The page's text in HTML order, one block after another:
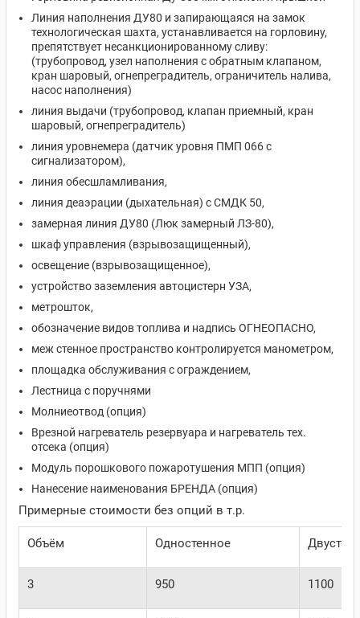
Линия наполнения ДУ80 и запирающаяся на замок
технологическая шахта, устанавливается на горловину,
препятствует несанкционированному сливу:
(трубопровод, узел наполнения с обратным клапаном,
кран шаровый, огнепреградитель, ограничитель налива,
насос наполнения)
линия выдачи (трубопровод, клапан приемный, кран
шаровый, огнепреградитель)
линия уровнемера (датчик уровня ПМП 066 с
сигнализатором),
линия обесшламливания,
линия деаэрации (дыхательная) с СМДК 50,
замерная линия ДУ80 (Люк замерный ЛЗ-80),
шкаф управления (взрывозащищенный),
освещение (взрывозащищенное),
устройство заземления автоцистерн УЗА,
метрошток,
обозначение видов топлива и надпись ОГНЕОПАСНО,
меж стенное пространство контролируется манометром,
площадка обслуживания с ограждением,
Лестница с поручнями
Молниеотвод (опция)
Врезной нагреватель резервуара и нагреватель тех.
отсека (опция)
Модуль порошкового пожаротушения МПП (опция)
Нанесение наименования БРЕНДА (опция)
Примерные стоимости без опций в т.р.
Объём Одностенное
3 950 1100